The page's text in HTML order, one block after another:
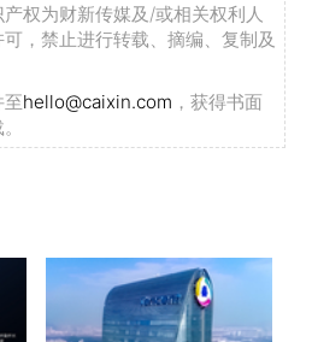
权为财新传媒及/或相关权利人
，禁止进行转载、摘编、复制及
hello@caixin.com ，获得书面